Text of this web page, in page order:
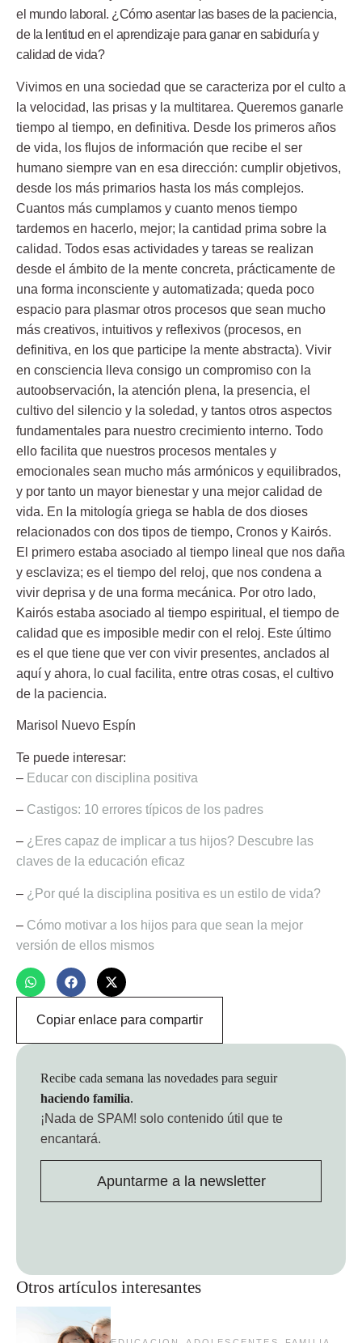
el mundo laboral. ¿Cómo asentar las bases de la paciencia,
de la lentitud en el aprendizaje para ganar en sabiduría y
calidad de vida?
Vivimos en una sociedad que se caracteriza por el culto a
la velocidad, las prisas y la multitarea. Queremos ganarle
tiempo al tiempo, en definitiva. Desde los primeros años
de vida, los flujos de información que recibe el ser
humano siempre van en esa dirección: cumplir objetivos,
desde los más primarios hasta los más complejos.
Cuantos más cumplamos y cuanto menos tiempo
tardemos en hacerlo, mejor; la cantidad prima sobre la
calidad. Todos esas actividades y tareas se realizan
desde el ámbito de la mente concreta, prácticamente de
una forma inconsciente y automatizada; queda poco
espacio para plasmar otros procesos que sean mucho
más creativos, intuitivos y reflexivos (procesos, en
definitiva, en los que participe la mente abstracta). Vivir
en consciencia lleva consigo un compromiso con la
autoobservación, la atención plena, la presencia, el
cultivo del silencio y la soledad, y tantos otros aspectos
fundamentales para nuestro crecimiento interno. Todo
ello facilita que nuestros procesos mentales y
emocionales sean mucho más armónicos y equilibrados,
y por tanto un mayor bienestar y una mejor calidad de
vida. En la mitología griega se habla de dos dioses
relacionados con dos tipos de tiempo, Cronos y Kairós.
El primero estaba asociado al tiempo lineal que nos daña
y esclaviza; es el tiempo del reloj, que nos condena a
vivir deprisa y de una forma mecánica. Por otro lado,
Kairós estaba asociado al tiempo espiritual, el tiempo de
calidad que es imposible medir con el reloj. Este último
es el que tiene que ver con vivir presentes, anclados al
aquí y ahora, lo cual facilita, entre otras cosas, el cultivo
de la paciencia.
Marisol Nuevo Espín
Te puede interesar:
– Educar con disciplina positiva
– Castigos: 10 errores típicos de los padres
– ¿Eres capaz de implicar a tus hijos? Descubre las
claves de la educación eficaz
– ¿Por qué la disciplina positiva es un estilo de vida?
– Cómo motivar a los hijos para que sean la mejor
versión de ellos mismos
Copiar enlace para compartir
Otros artículos interesantes
Recibe cada semana las novedades para seguir
haciendo familia.
¡Nada de SPAM! solo contenido útil que te
encantará.
Apuntarme a la newsletter